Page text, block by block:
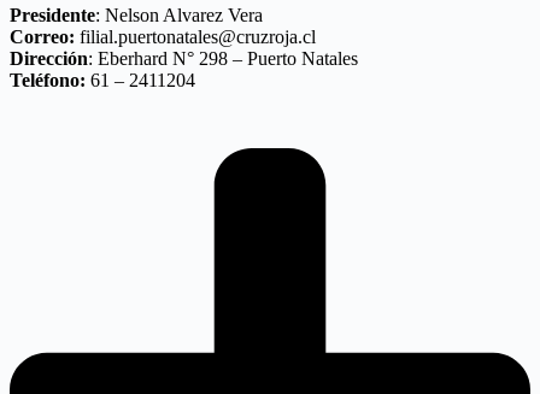
Presidente: Nelson Alvarez Vera
Correo: filial.puertonatales@cruzroja.cl
Dirección: Eberhard N° 298 – Puerto Natales
Teléfono: 61 – 2411204